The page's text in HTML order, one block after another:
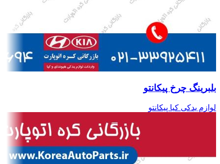
بلبرینگ چرخ پیکانتو
لوازم یدکی کیا پیکانتو